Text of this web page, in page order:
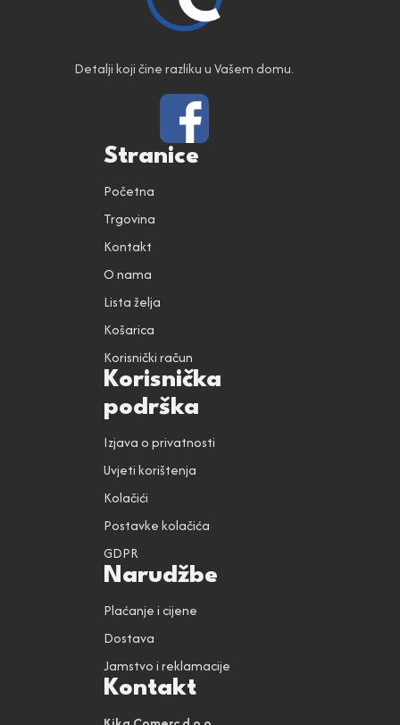
Detalji koji čine razliku u Vašem domu.
Stranice
Početna
Trgovina
Kontakt
O nama
Lista želja
Košarica
Korisnički račun
Korisnička
podrška
Izjava o privatnosti
Uvjeti korištenja
Kolačići
Postavke kolačića
GDPR
Narudžbe
Plaćanje i cijene
Dostava
Jamstvo i reklamacije
Kontakt